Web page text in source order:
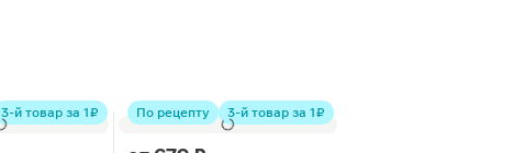
3-й товар за 1 ₽ По рецепту 3-й товар за 1 ₽